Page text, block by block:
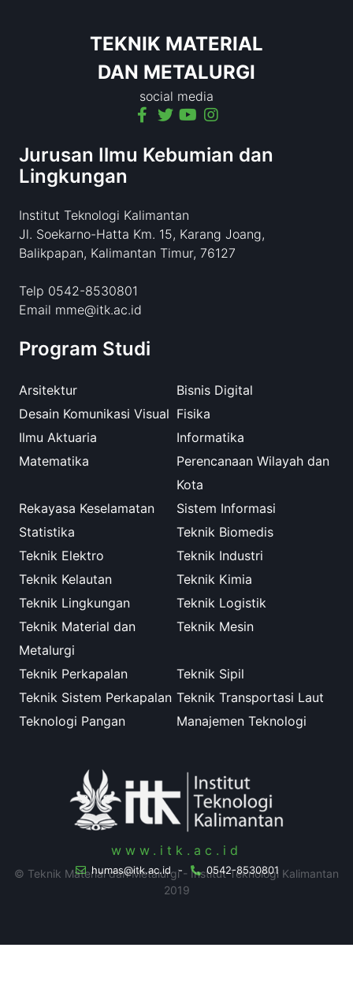
TEKNIK MATERIAL
DAN METALURGI
social media
Jurusan Ilmu Kebumian dan
Lingkungan
Institut Teknologi Kalimantan
Jl. Soekarno-Hatta Km. 15, Karang Joang,
Balikpapan, Kalimantan Timur, 76127
Telp 0542-8530801
Email mme@itk.ac.id
Program Studi
Arsitektur
Bisnis Digital
Desain Komunikasi Visual Fisika
Ilmu Aktuaria
Informatika
Matematika
Perencanaan Wilayah dan
Kota
Rekayasa Keselamatan
Sistem Informasi
Statistika
Teknik Biomedis
Teknik Elektro
Teknik Industri
Teknik Kelautan
Teknik Kimia
Teknik Lingkungan
Teknik Logistik
Teknik Material dan
Metalurgi
Teknik Mesin
Teknik Perkapalan
Teknik Sipil
Teknik Sistem Perkapalan Teknik Transportasi Laut
Teknologi Pangan
Manajemen Teknologi
www.itk.ac.id
humas@itk.ac.id - 0542-8530801
© Teknik Material dan Metalurgi - Institut Teknologi Kalimantan
2019